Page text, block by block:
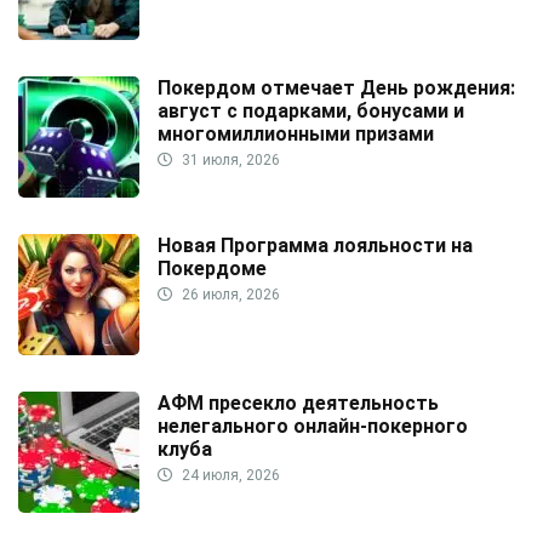
Покердом отмечает День рождения:
август с подарками, бонусами и
многомиллионными призами
31 июля, 2026
Новая Программа лояльности на
Покердоме
26 июля, 2026
АФМ пресекло деятельность
нелегального онлайн-покерного
клуба
24 июля, 2026